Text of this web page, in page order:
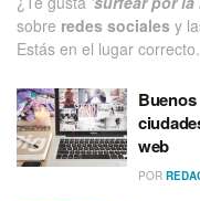
sobre redes sociales y
Estás en el lugar correcto.
web
POR